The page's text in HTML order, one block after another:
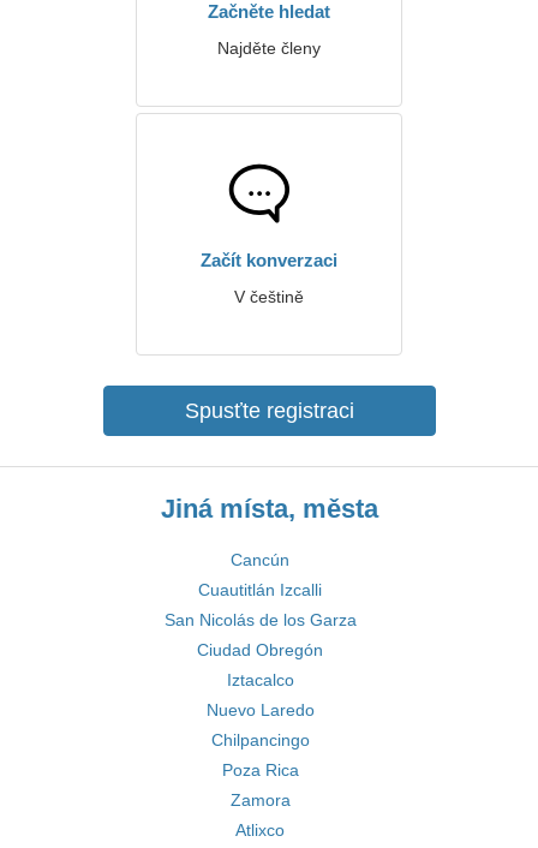
Začněte hledat
Najděte členy
Začít konverzaci
V češtině
Spusťte registraci
Jiná místa, města
Cancún
Cuautitlán Izcalli
San Nicolás de los Garza
Ciudad Obregón
Iztacalco
Nuevo Laredo
Chilpancingo
Poza Rica
Zamora
Atlixco